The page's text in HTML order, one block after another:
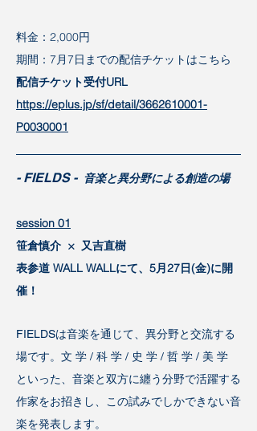
料金：2,000円
期間：7月7日までの配信チケットはこちら
配信チケット受付URL
https://eplus.jp/sf/detail/3662610001-
P0030001
- FIELDS - 音楽と異分野による創造の場
session 01
笹倉慎介 × 又吉直樹
表参道 WALL WALLにて、5月27日(金)に開
催！
FIELDSは音楽を通じて、異分野と交流する
場です。文 学 / 科 学 / 史 学 / 哲 学 / 美 学
といった、音楽と双方に纏う分野で活躍する
作家をお招きし、この試みでしかできない音
楽を発表します。